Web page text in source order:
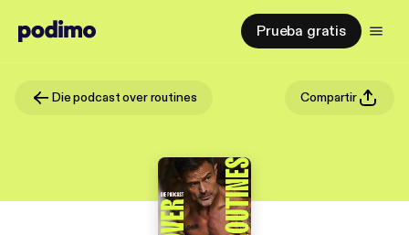
Prueba gratis
Die podcast over routines Compartir